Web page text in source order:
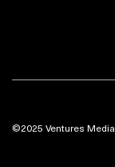
©2025 Ventures Media